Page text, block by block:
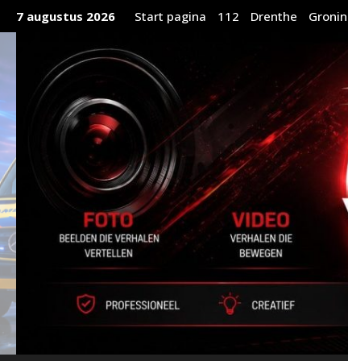
naar
7 augustus 2026 Start pagina 112 Drenthe